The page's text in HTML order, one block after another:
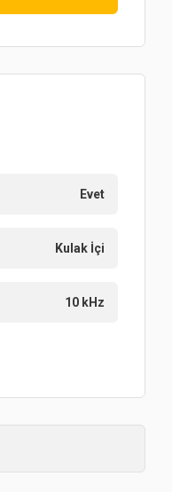
Evet
Kulak İçi
10 kHz